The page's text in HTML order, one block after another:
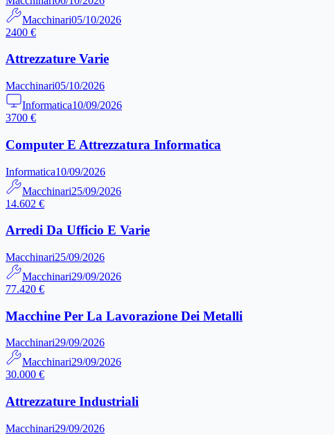
Macchinari05/10/2026
2400 €
Attrezzature Varie
Macchinari05/10/2026
Informatica10/09/2026
3700 €
Computer E Attrezzatura Informatica
Informatica10/09/2026
Macchinari25/09/2026
14.602 €
Arredi Da Ufficio E Varie
Macchinari25/09/2026
Macchinari29/09/2026
77.420 €
Macchine Per La Lavorazione Dei Metalli
Macchinari29/09/2026
Macchinari29/09/2026
30.000 €
Attrezzature Industriali
Macchinari29/09/2026